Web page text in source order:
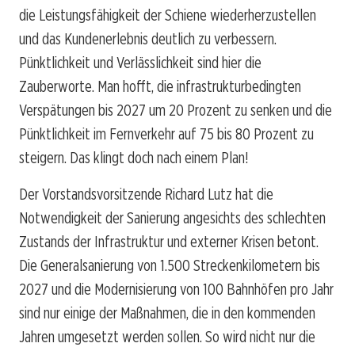
die Leistungsfähigkeit der Schiene wiederherzustellen
und das Kundenerlebnis deutlich zu verbessern.
Pünktlichkeit und Verlässlichkeit sind hier die
Zauberworte. Man hofft, die infrastrukturbedingten
Verspätungen bis 2027 um 20 Prozent zu senken und die
Pünktlichkeit im Fernverkehr auf 75 bis 80 Prozent zu
steigern. Das klingt doch nach einem Plan!
Der Vorstandsvorsitzende Richard Lutz hat die
Notwendigkeit der Sanierung angesichts des schlechten
Zustands der Infrastruktur und externer Krisen betont.
Die Generalsanierung von 1.500 Streckenkilometern bis
2027 und die Modernisierung von 100 Bahnhöfen pro Jahr
sind nur einige der Maßnahmen, die in den kommenden
Jahren umgesetzt werden sollen. So wird nicht nur die